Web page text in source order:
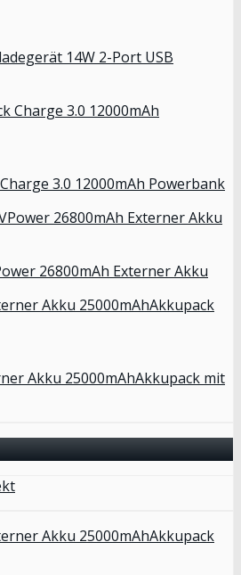
14W 2-Port USB
3.0 12000mAh Powerbank
26800mAh Externer Akku
Akku 25000mAhAkkupack mit